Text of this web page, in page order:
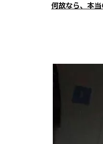
何故なら、本